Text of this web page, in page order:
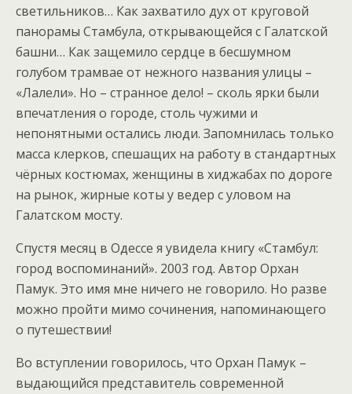
светильников… Как захватило дух от круговой
панорамы Стамбула, открывающейся с Галатской
башни… Как защемило сердце в бесшумном
голубом трамвае от нежного названия улицы –
«Лалели». Но – странное дело! – сколь ярки были
впечатления о городе, столь чужими и
непонятными остались люди. Запомнилась только
масса клерков, спешащих на работу в стандартных
чёрных костюмах, женщины в хиджабах по дороге
на рынок, жирные коты у ведер с уловом на
Галатском мосту.
Cпустя месяц в Одессе я увидела книгу «Стамбул:
город воспоминаний». 2003 год. Автор Орхан
Памук. Это имя мне ничего не говорило. Но разве
можно пройти мимо сочинения, напоминающего
о путешествии!
Во вступлении говорилось, что Орхан Памук –
выдающийся представитель современной